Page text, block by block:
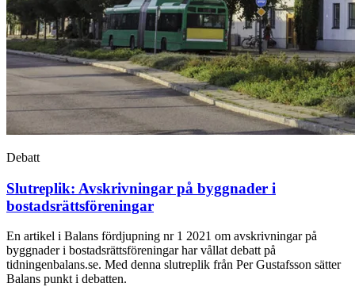
Debatt
Slutreplik: Avskrivningar på byggnader i
bostadsrättsföreningar
En artikel i Balans fördjupning nr 1 2021 om avskrivningar på
byggnader i bostadsrättsföreningar har vållat debatt på
tidningenbalans.se. Med denna slutreplik från Per Gustafsson sätter
Balans punkt i debatten.